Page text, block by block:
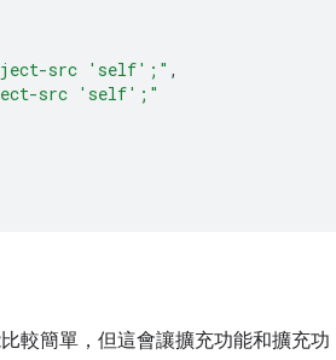
src 'self';" ,
src 'self';"
較簡單，但這會讓擴充功能和擴充功